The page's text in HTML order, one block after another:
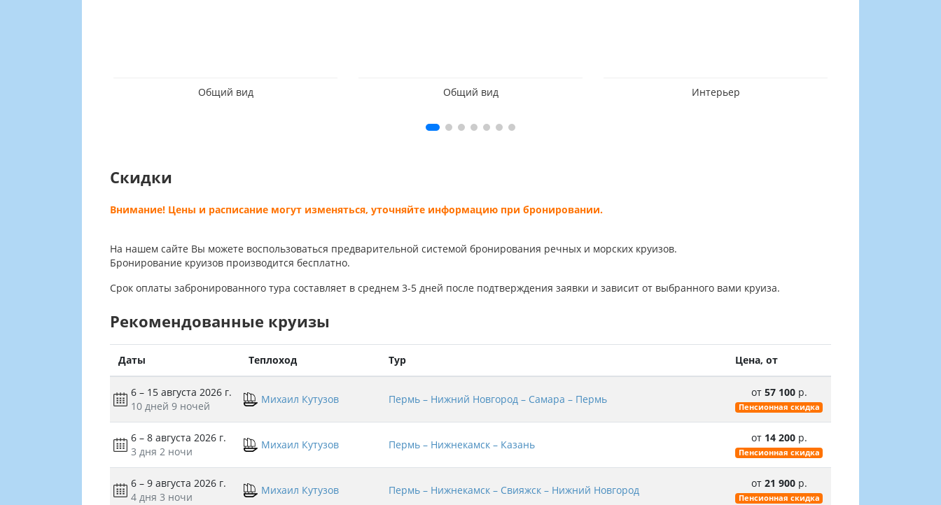
Общий вид Общий вид Интерьер
Скидки
Внимание! Цены и расписание могут изменяться, уточняйте информацию при бронировании.
На нашем сайте Вы можете воспользоваться предварительной системой бронирования речных и морских круизов.
Бронирование круизов производится бесплатно.
Срок оплаты забронированного тура составляет в среднем 3-5 дней после подтверждения заявки и зависит от выбранного вами круиза.
Рекомендованные круизы
Даты Теплоход Тур Цена, от
6 – 15 августа 2026 г.
10 дней 9 ночей
Михаил Кутузов Пермь – Нижний Новгород – Самара – Пермь
от 57 100р.
Пенсионная скидка
6 – 8 августа 2026 г.
3 дня 2 ночи
Михаил Кутузов Пермь – Нижнекамск – Казань
от 14 200р.
Пенсионная скидка
6 – 9 августа 2026 г.
4 дня 3 ночи
Михаил Кутузов Пермь – Нижнекамск – Свияжск – Нижний Новгород
от 21 900р.
Пенсионная скидка